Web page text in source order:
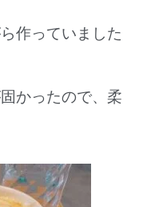
作っていました
かったので、柔